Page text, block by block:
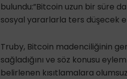
bulundu:”Bitcoin uzun bir süre
sosyal yararlarla ters düşecek
Truby, Bitcoin madenciliğinin
sağladığını ve söz konusu
belirlenen kısıtlamalara